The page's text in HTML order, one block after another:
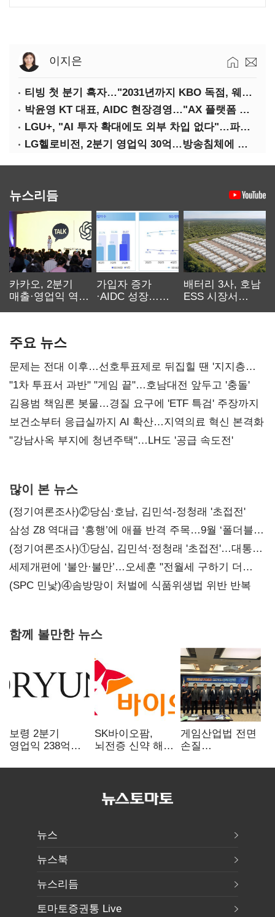
이지은
티빙 첫 분기 흑자…"2031년까지 KBO 독점, 웨이브 합병도 속도"
박윤영 KT 대표, AIDC 현장경영…"AX 플랫폼 핵심 인프라로 키운다"
LGU+, "AI 투자 확대에도 외부 차입 없다"…파주 AIDC 수익성 자신
LG헬로비전, 2분기 영업익 30억…방송침체에 교육용 단말 시장도 축소
뉴스리듬
카카오, 2분기
매출·영업익 역대
가입자 증가
·AIDC 성장…
배터리 3사, 호남
ESS 시장서
주요 뉴스
문제는 전대 이후…선호투표제로 뒤집힐 땐 '지지층
불복'
"1차 투표서 과반" "게임 끝"…호남대전 앞두고 '충돌'
김용범 책임론 봇물…경질 요구에 'ETF 특검' 주장까지
보건소부터 응급실까지 AI 확산…지역의료 혁신 본격화
"강남사옥 부지에 청년주택"…LH도 '공급 속도전'
많이 본 뉴스
(정기여론조사)②당심·호남, 김민석-정청래 '초접전'
삼성 Z8 역대급 ‘흥행’에 애플 반격 주목…9월 ‘폴더블
대전’
(정기여론조사)①당심, 김민석·정청래 '초접전'…대통령
지지도 '50% 아래로'(종합)
세제개편에 ‘불안·불만’…오세훈 "전월세 구하기 더
힘들어질 것"
(SPC 민낯)④솜방망이 처벌에 식품위생법 위반 반복
함께 볼만한 뉴스
보령 2분기
영업익 238억…
SK바이오팜,
뇌전증 신약 해외
차세대 신약 개발
게임산업법 전면
손질
규제 걷고
뉴스
뉴스북
뉴스리듬
토마토증권통 Live